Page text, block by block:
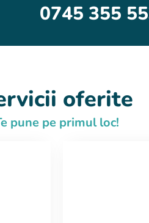
0745 355
oferite
pune pe primul loc!​